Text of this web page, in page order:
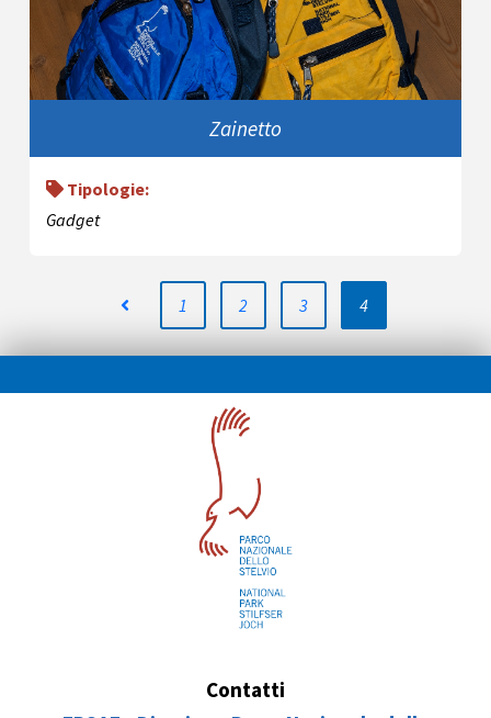
Zainetto
Tipologie:
Gadget
1 2 3 4
Contatti